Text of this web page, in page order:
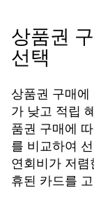
상품권
선택
상품권 구매
가 낮고 적립
품권 구매에
를 비교하여
연회비가 저
휴된 카드를